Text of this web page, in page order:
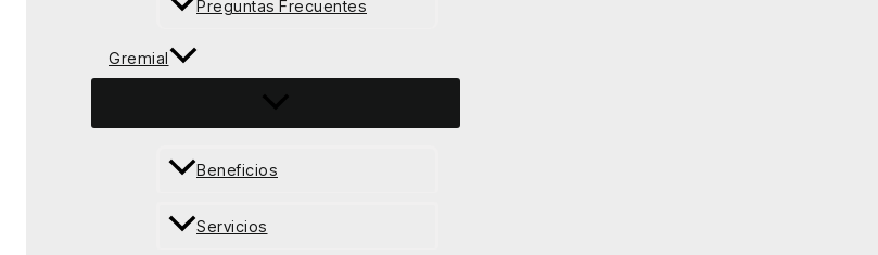
Preguntas Frecuentes
Gremial
Beneficios
Servicios